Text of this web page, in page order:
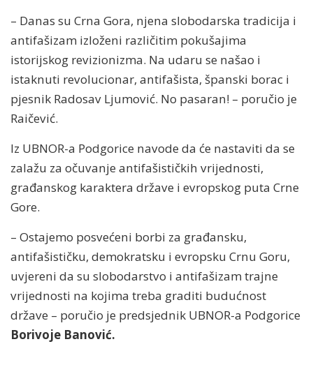
– Danas su Crna Gora, njena slobodarska tradicija i
antifašizam izloženi različitim pokušajima
istorijskog revizionizma. Na udaru se našao i
istaknuti revolucionar, antifašista, španski borac i
pjesnik Radosav Ljumović. No pasaran! – poručio je
Raičević.
Iz UBNOR-a Podgorice navode da će nastaviti da se
zalažu za očuvanje antifašističkih vrijednosti,
građanskog karaktera države i evropskog puta Crne
Gore.
– Ostajemo posvećeni borbi za građansku,
antifašističku, demokratsku i evropsku Crnu Goru,
uvjereni da su slobodarstvo i antifašizam trajne
vrijednosti na kojima treba graditi budućnost
države – poručio je predsjednik UBNOR-a Podgorice
Borivoje Banović.